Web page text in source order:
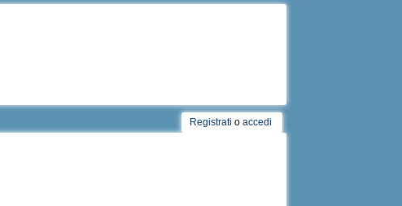
Registrati o accedi